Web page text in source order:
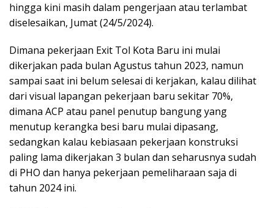
hingga kini masih dalam pengerjaan atau terlambat
diselesaikan, Jumat (24/5/2024).
Dimana pekerjaan Exit Tol Kota Baru ini mulai
dikerjakan pada bulan Agustus tahun 2023, namun
sampai saat ini belum selesai di kerjakan, kalau dilihat
dari visual lapangan pekerjaan baru sekitar 70%,
dimana ACP atau panel penutup bangung yang
menutup kerangka besi baru mulai dipasang,
sedangkan kalau kebiasaan pekerjaan konstruksi
paling lama dikerjakan 3 bulan dan seharusnya sudah
di PHO dan hanya pekerjaan pemeliharaan saja di
tahun 2024 ini.